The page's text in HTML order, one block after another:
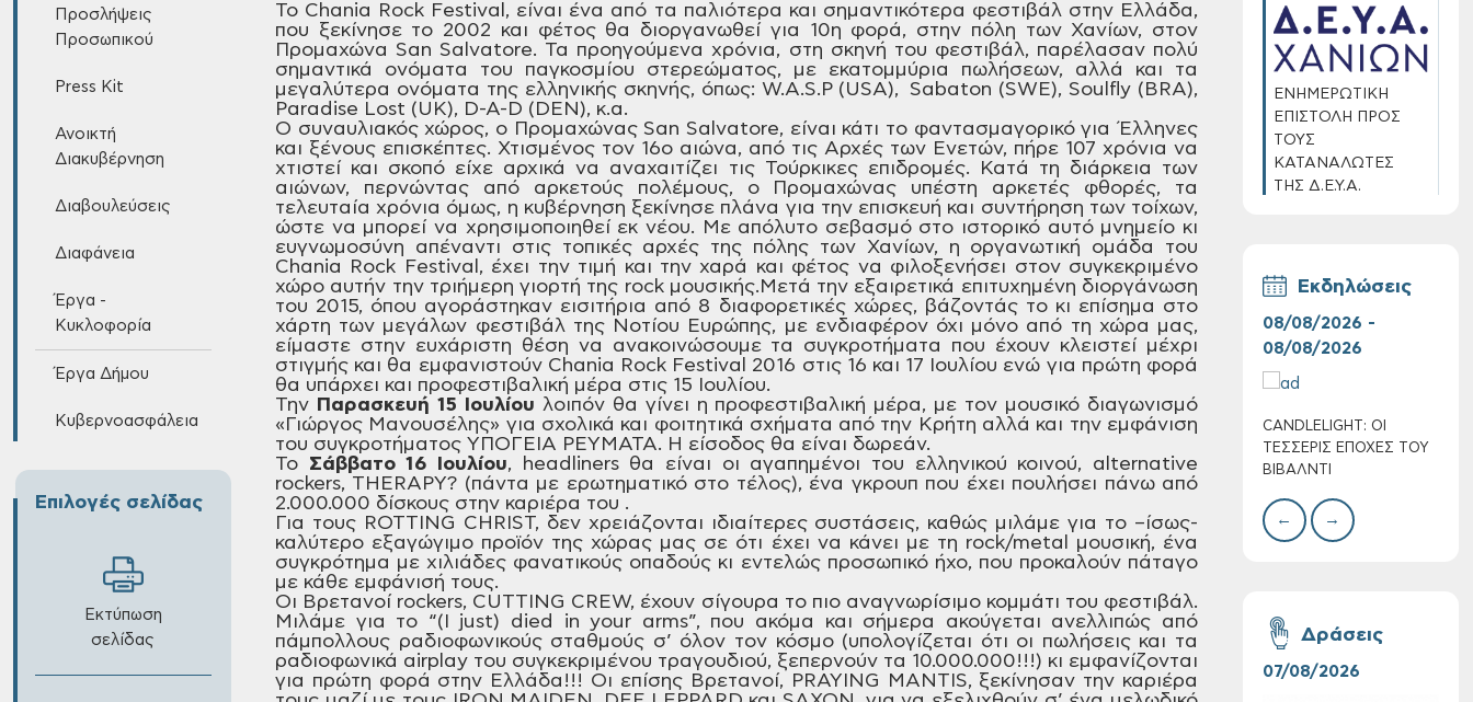
Προσλήψεις
Προσωπικού
Press Kit
Ανοικτή
Διακυβέρνηση
Διαβουλεύσεις
Διαφάνεια
Έργα -
Κυκλοφορία
Έργα Δήμου
Κυβερνοασφάλεια
Επιλογές σελίδας
Εκτύπωση
σελίδας
Το Chania Rock Festival, είναι ένα από τα παλιότερα και σημαντικότερα φεστιβάλ στην Ελλάδα,
που ξεκίνησε το 2002 και φέτος θα διοργανωθεί για 10η φορά, στην πόλη των Χανίων, στον
Προμαχώνα San Salvatore. Τα προηγούμενα χρόνια, στη σκηνή του φεστιβάλ, παρέλασαν πολύ
σημαντικά ονόματα του παγκοσμίου στερεώματος, με εκατομμύρια πωλήσεων, αλλά και τα
μεγαλύτερα ονόματα τηςελληνικής σκηνής, όπως: W.A.S.P (USA),
Sabaton (SWE), Soulfly (BRA),
Paradise Lost (UK), D-A-D (DEN), κ.α.
Ο συναυλιακόςχώρος, ο Προμαχώνας San Salvatore, είναι κάτι το φαντασμαγορικό για Έλληνες
και ξένους επισκέπτες. Χτισμένος τον 16ο αιώνα, από τις Αρχές των Ενετών, πήρε 107 χρόνια να
χτιστεί και σκοπό είχε αρχικά να
αναχαιτίζει τις Τούρκικες επιδρομές. Κατά τη διάρκεια των
αιώνων, περνώνταςαπό αρκετούς πολέμους, ο Προμαχώνας υπέστη αρκετές φθορές, τα
τελευταία χρόνια όμως, η κυβέρνηση ξεκίνησε πλάνα για την επισκευή και συντήρηση τωντοίχων,
ώστε να μπορεί να χρησιμοποιηθείεκ νέου. Με απόλυτο σεβασμό στο ιστορικό αυτό μνημείο κι
ευγνωμοσύνη απέναντι στις τοπικές αρχές της πόλης των Χανίων, η οργανωτική ομάδα του
Chania Rock Festival, έχει την τιμή και την χαρά και φέτος να φιλοξενήσει στον συγκεκριμένο
χώρο αυτήν την τριήμερη γιορτή της rockμουσικής. Μετά την εξαιρετικά επιτυχημένη διοργάνωση
του 2015, όπου αγοράστηκαν εισιτήρια από 8 διαφορετικές χώρες, βάζοντάς το κι επίσημα στο
χάρτη των μεγάλων φεστιβάλ της Νοτίου Ευρώπης, με ενδιαφέρον όχι μόνο από τη χώρα μας,
είμαστε στην ευχάριστη θέση να ανακοινώσουμε τα συγκροτήματα που έχουν κλειστεί μέχρι
στιγμής και θα εμφανιστούνChania Rock Festival 2016 στις 16 και 17 Ιουλίου ενώ για πρώτη φορά
θα υπάρχει και προφεστιβαλική μέρα στις 15 Ιουλίου.
Την Παρασκευή 15 Ιουλίου λοιπόνθα γίνει η προφεστιβαλική μέρα, με τον μουσικό διαγωνισμό
«Γιώργος Μανουσέλης» για σχολικά και φοιτητικά σχήματα από την Κρήτη αλλά και την εμφάνιση
του συγκροτήματος ΥΠΟΓΕΙΑ ΡΕΥΜΑΤΑ. H είσοδος θα είναι δωρεάν.
Το Σάββατο16 Ιουλίου, headlinersθα είναι οι αγαπημένοι του ελληνικού κοινού, alternative
rockers, THERAPY? (πάντα με ερωτηματικό στο τέλος), ένα γκρουπ που έχει πουλήσει πάνω από
2.000.000 δίσκους στην καριέρα του .
Για τουςROTTING CHRIST, δεν χρειάζονται ιδιαίτερες συστάσεις, καθώς μιλάμε για το –ίσως-
καλύτερο εξαγώγιμο προϊόν της χώρας μας σε ότι έχει να κάνει με τη rock/metal
μουσική, ένα
συγκρότημα με χιλιάδες φανατικούς οπαδούς κι εντελώς προσωπικόήχο, που προκαλούν πάταγο
με κάθε εμφάνισή τους.
Οι Βρετανοί rockers, CUTTING CREW, έχουν σίγουρα το πιο αναγνωρίσιμοκομμάτι του φεστιβάλ.
Μιλάμε για το “(I
just) died in your arms”, που ακόμα και σήμερα
ακούγεται ανελλιπώς από
πάμπολλους ραδιοφωνικούς σταθμούς σ’ όλον τονκόσμο (υπολογίζεται ότι οι πωλήσεις και τα
ραδιοφωνικά airplay του συγκεκριμένου τραγουδιού, ξεπερνούν τα 10.000.000!!!) κι εμφανίζονται
για πρώτη φορά στην Ελλάδα!!! Οι επίσης Βρετανοί, PRAYING MANTIS, ξεκίνησαν την καριέρα
ΕΝΗΜΕΡΩΤΙΚΗ
ΕΠΙΣΤΟΛΗ ΠΡΟΣ
ΤΟΥΣ
ΚΑΤΑΝΑΛΩΤΕΣ
ΤΗΣ Δ.Ε.Υ.Α.
Πολύ Υψηλός
Κίνδυνος Πυρκαγιάς
Αυγούστου 2026
Εκδηλώσεις
08/08/2026 -
08/08/2026
CANDLELIGHT: ΟΙ
ΤΕΣΣΕΡΙΣ ΕΠΟΧΕΣ ΤΟΥ
ΒΙΒΑΛΝΤΙ
← →
Δράσεις
07/08/2026